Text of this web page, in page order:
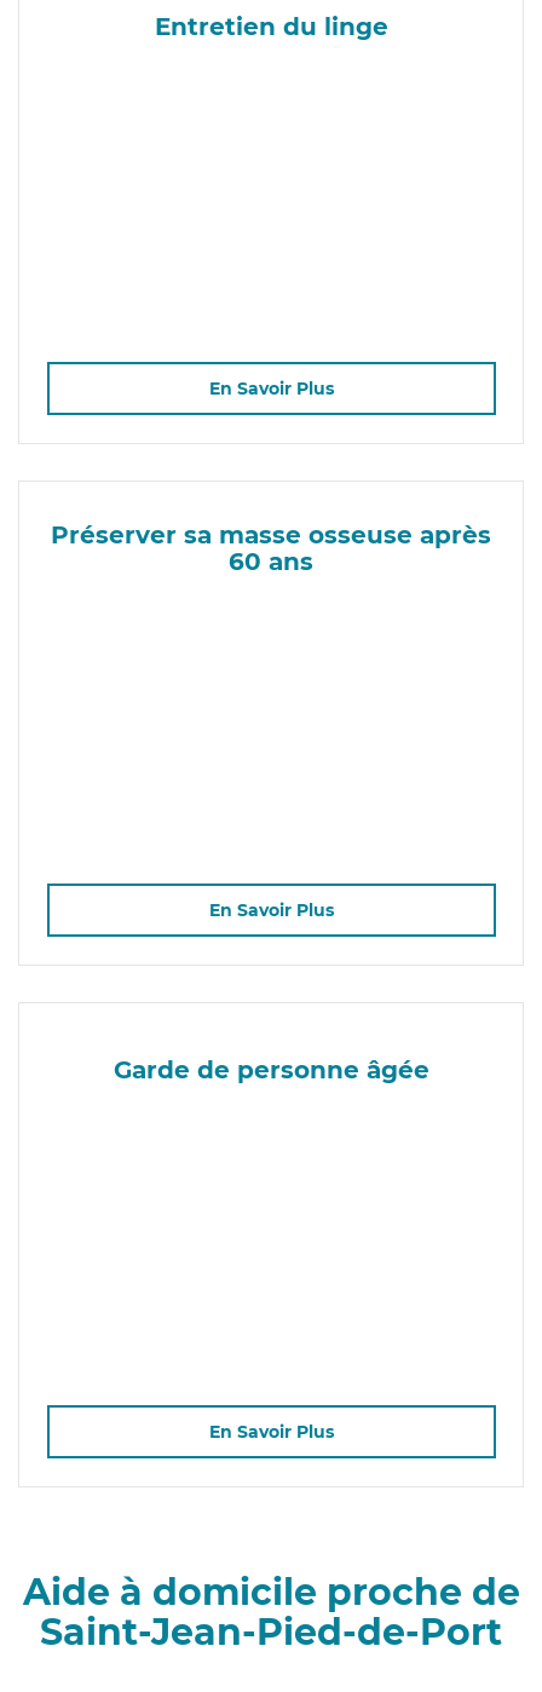
Entretien du linge
En Savoir Plus
Préserver sa masse osseuse après
60 ans
En Savoir Plus
Garde de personne âgée
En Savoir Plus
Aide à domicile proche de
Saint-Jean-Pied-de-Port